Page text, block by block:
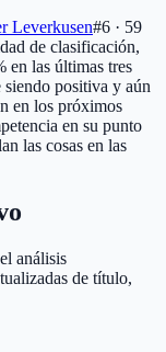
Leverkusen#6 · 59
de clasificación,
en las últimas tres
siendo positiva y aún
en los próximos
en su punto
las cosas en las
análisis
de título,